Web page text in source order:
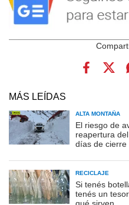
MÁS LEÍDAS
ALTA MONTAÑA
El riesgo de
reapertura
días de cierre
RECICLAJE
Si tenés
tenés un